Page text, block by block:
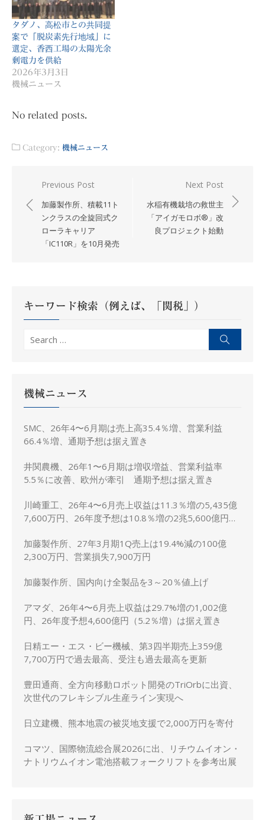
タダノ、高松市との共同提
案で「脱炭素先行地域」に
選定、香西工場の太陽光余
剰電力を供給
2026年3月3日
機械ニュース
No related posts.
Category: 機械ニュース
稿
ョ
ン
Previous Post
加藤製作所、積載11ト
ンクラスの全旋回式ク
ローラキャリア
「IC110R」を10月発売
Next Post
水稲有機栽培の救世主
「アイガモロボ®」改
良プロジェクト始動
キーワード検索（例えば、「関税」）
Search
機械ニュース
SMC、26年4〜6月期は売上高35.4％増、営業利益
66.4％増、通期予想は据え置き
井関農機、26年1〜6月期は増収増益、営業利益率
5.5％に改善、欧州が牽引 通期予想は据え置き
川崎重工、26年4〜6月売上収益は11.3％増の5,435億
7,600万円、26年度予想は10.8％増の2兆5,600億円に
加藤製作所、27年3月期1Q売上は19.4%減の100億
2,300万円、営業損失7,900万円
加藤製作所、国内向け全製品を3～20％値上げ
アマダ、26年4〜6月売上収益は29.7%増の1,002億
円、26年度予想4,600億円（5.2％増）は据え置き
日精エー・エス・ビー機械、第3四半期売上359億
7,700万円で過去最高、受注も過去最高を更新
豊田通商、全方向移動ロボット開発のTriOrbに出資、
次世代のフレキシブル生産ライン実現へ
日立建機、熊本地震の被災地支援で2,000万円を寄付
コマツ、国際物流総合展2026に出、リチウムイオン・
ナトリウムイオン電池搭載フォークリフトを参考出展